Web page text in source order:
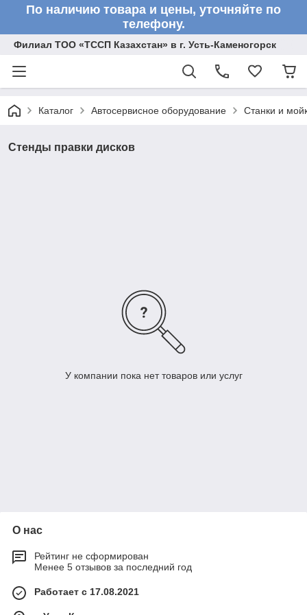
По наличию товара и цены, уточняйте по
телефону.
Филиал ТОО «ТССП Казахстан» в г. Усть-Каменогорск
Каталог Автосервисное оборудование Станки и
Стенды правки дисков
У компании пока нет товаров или услуг
О нас
Рейтинг не сформирован
Менее 5 отзывов за последний год
Работает с 17.08.2021